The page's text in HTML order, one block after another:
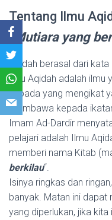
Tentang Ilmu
( Mutiara yang
Aqidah berasal dari
ilmu Aqidah adalah ilmu
kepada yang mengikat
membawa kepada
Imam Ad-Dardir
pelajari adalah Ilmu
memberi nama Kitab
berkilau“.
Isinya ringkas dan
banyak. Matan ini dapat
yang diperlukan, jika kita